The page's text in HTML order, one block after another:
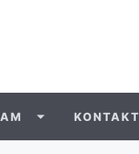
KONTAKT